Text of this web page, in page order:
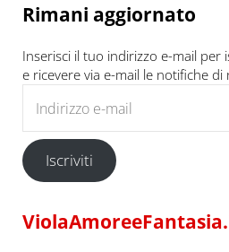
Rimani aggiornato
Inserisci il tuo indirizzo e-mail per
e ricevere via e-mail le notifiche di
Iscriviti